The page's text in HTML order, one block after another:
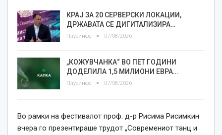
КРАЈ ЗА 20 СЕРВЕРСКИ ЛОКАЦИИ,
ДРЖАВАТА СЕ ДИГИТАЛИЗИРА…
Плусинфо 07/08/2026
„КОЖУВЧАНКА“ ВО ПЕТ ГОДИНИ
ДОДЕЛИЛА 1,5 МИЛИОНИ ЕВРА…
Плусинфо 07/08/2026
Во рамки на фестивалот проф. д-р Рисима Рисимкин
вчера го презентираше трудот „Современиот танц и